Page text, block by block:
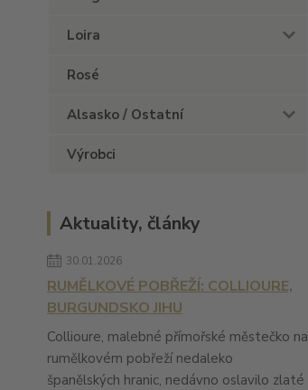
Loira
Rosé
Alsasko / Ostatní
Výrobci
Aktuality, články
30.01.2026
RUMĚLKOVÉ POBŘEŽÍ: COLLIOURE,
BURGUNDSKO JIHU
Collioure, malebné přímořské městečko na
rumělkovém pobřeží nedaleko
španělských hranic, nedávno oslavilo zlaté